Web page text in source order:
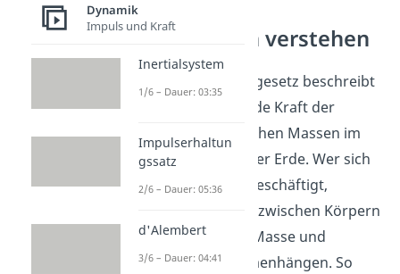
Gravitation verstehen
Das Gravitationsgesetz beschreibt
eine grundlegende Kraft der
Gravitation zwischen Massen im
Weltall und auf der Erde. Wer sich
mit Gravitation beschäftigt,
vergleicht Kräfte zwischen Körpern
und schaut, wie Masse und
Abstand zusammenhängen. So
Dynamik
Impuls und Kraft
Inertialsystem
1/6 – Dauer: 03:35
Impulserhaltun
gssatz
2/6 – Dauer: 05:36
d'Alembert
3/6 – Dauer: 04:41